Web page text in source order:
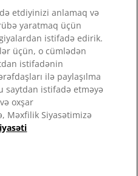
Bütün hüquqlar qorunur.
etdiyinizi anlamaq və
yaratmaq üçün
istifadə edirik.
üçün, o cümlədən
istifadənin
ilə paylaşılma
saytdan istifadə etməyə
oxşar
Məxfilik Siyasətimizə